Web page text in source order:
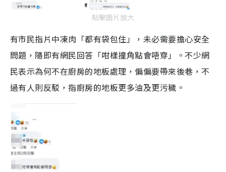
點擊圖片放大
有市民指片中凍肉「都有袋包住」，未必需要擔心安全
問題，隨即有網民回答「咁樣撞角點會唔穿」。不少網
民表示為何不在廚房的地板處理，偏偏要帶來後巷，不
過有人則反駁，指廚房的地板更多油及更污穢。